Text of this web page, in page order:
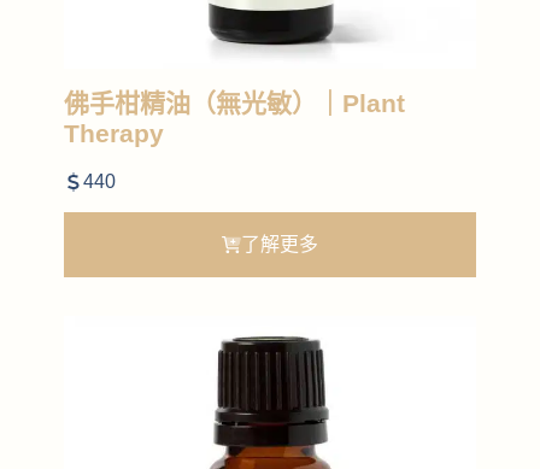
佛手柑精油（無光敏）｜Plant
Therapy
440
了解更多